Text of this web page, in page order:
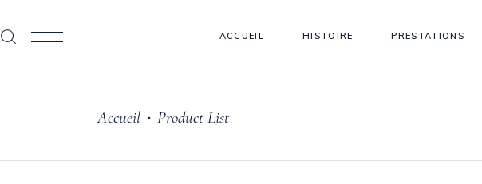
ACCUEIL HISTOIRE PRESTATIONS
Accueil • Product List